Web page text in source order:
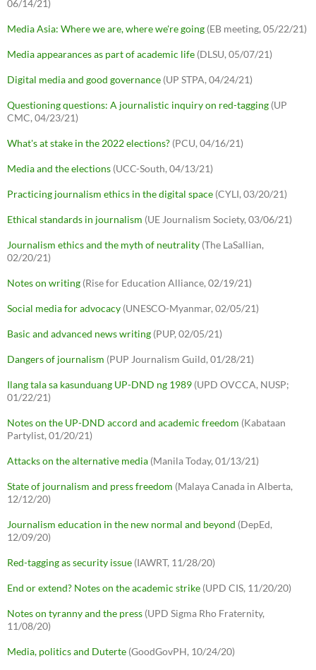
06/14/21)
Media Asia: Where we are, where we're going (EB meeting, 05/22/21)
Media appearances as part of academic life (DLSU, 05/07/21)
Digital media and good governance (UP STPA, 04/24/21)
Questioning questions: A journalistic inquiry on red-tagging (UP
CMC, 04/23/21)
What's at stake in the 2022 elections? (PCU, 04/16/21)
Media and the elections (UCC-South, 04/13/21)
Practicing journalism ethics in the digital space (CYLI, 03/20/21)
Ethical standards in journalism (UE Journalism Society, 03/06/21)
Journalism ethics and the myth of neutrality (The LaSallian,
02/20/21)
Notes on writing (Rise for Education Alliance, 02/19/21)
Social media for advocacy (UNESCO-Myanmar, 02/05/21)
Basic and advanced news writing (PUP, 02/05/21)
Dangers of journalism (PUP Journalism Guild, 01/28/21)
Ilang tala sa kasunduang UP-DND ng 1989 (UPD OVCCA, NUSP;
01/22/21)
Notes on the UP-DND accord and academic freedom (Kabataan
Partylist, 01/20/21)
Attacks on the alternative media (Manila Today, 01/13/21)
State of journalism and press freedom (Malaya Canada in Alberta,
12/12/20)
Journalism education in the new normal and beyond (DepEd,
12/09/20)
Red-tagging as security issue (IAWRT, 11/28/20)
End or extend? Notes on the academic strike (UPD CIS, 11/20/20)
Notes on tyranny and the press (UPD Sigma Rho Fraternity,
11/08/20)
Media, politics and Duterte (GoodGovPH, 10/24/20)